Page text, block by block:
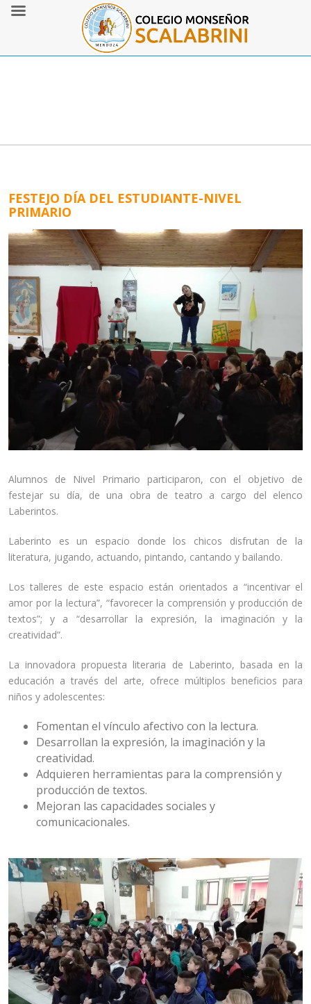
FESTEJO DÍA DEL ESTUDIANTE-NIVEL
PRIMARIO
Alumnos de Nivel Primario participaron, con el objetivo de
festejar su día, de una obra de teatro a cargo del elenco
Laberintos.
Laberinto es un espacio donde los chicos disfrutan de la
literatura, jugando, actuando, pintando, cantando y bailando.
Los talleres de este espacio están orientados a “incentivar el
amor por la lectura”, “favorecer la comprensión y producción de
textos”; y a “desarrollar la expresión, la imaginación y la
creatividad”.
La innovadora propuesta literaria de Laberinto, basada en la
educación a través del arte, ofrece múltiplos beneficios para
niños y adolescentes:
Fomentan el vínculo afectivo con la lectura.
Desarrollan la expresión, la imaginación y la
creatividad.
Adquieren herramientas para la comprensión y
producción de textos.
Mejoran las capacidades sociales y
comunicacionales.